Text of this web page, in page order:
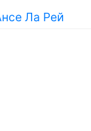
Ла Рей